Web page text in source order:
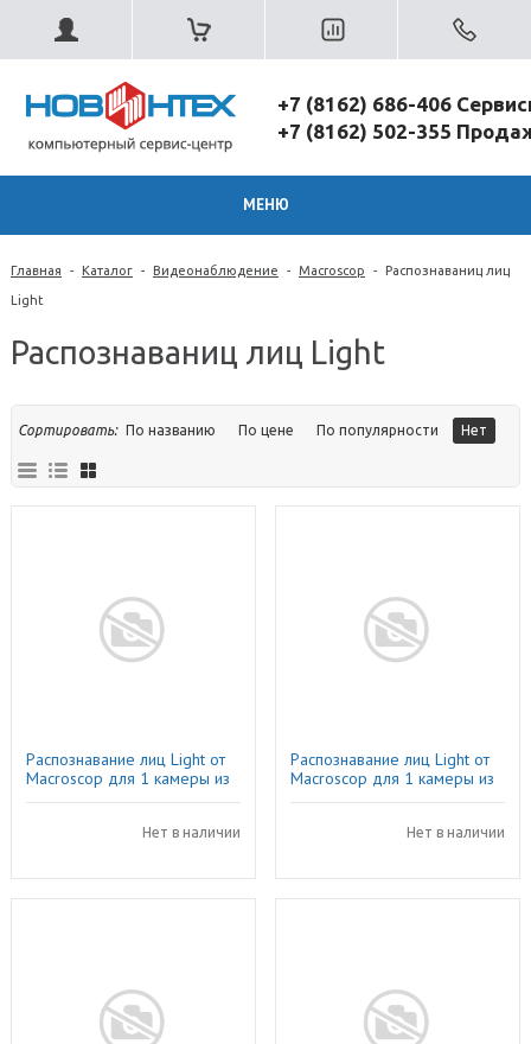
+7 (8162) 686-406
+7 (8162) 502-355
МЕНЮ
Главная - Каталог - Видеонаблюдение - Macroscop - Распознаваниц лиц
Light
Распознаваниц лиц Light
Сортировать: По названию По цене По популярности Нет
Распознавание лиц Light от
Macroscop для 1 камеры из
Нет в наличии
Распознавание лиц Light от
Macroscop для 1 камеры из
Нет в наличии